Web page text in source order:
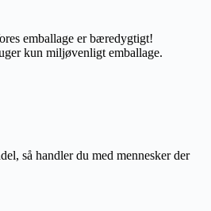
emballage er bæredygtigt!
kun miljøvenligt emballage.
så handler du med mennesker der